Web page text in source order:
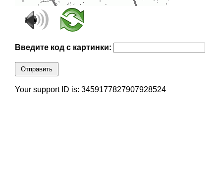
Введите код с картинки:
Отправить
Your support ID is: 3459177827907928524